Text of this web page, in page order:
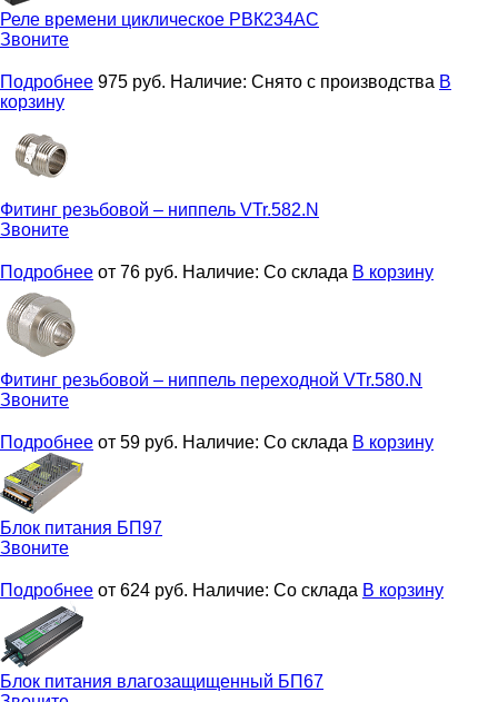
Реле времени циклическое РВК234AC
Звоните
Подробнее 975 руб. Наличие: Снято с производства В
корзину
Фитинг резьбовой – ниппель VTr.582.N
Звоните
Подробнее от 76 руб. Наличие: Со склада В корзину
Фитинг резьбовой – ниппель переходной VTr.580.N
Звоните
Подробнее от 59 руб. Наличие: Со склада В корзину
Блок питания БП97
Звоните
Подробнее от 624 руб. Наличие: Со склада В корзину
Блок питания влагозащищенный БП67